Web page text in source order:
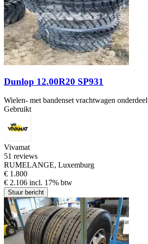
Dunlop 12.00R20 SP931
Wielen- met bandenset vrachtwagen onderdeel
Gebruikt
Vivamat
51 reviews
RUMELANGE, Luxemburg
€ 1.800
€ 2.106 incl. 17% btw
Stuur bericht